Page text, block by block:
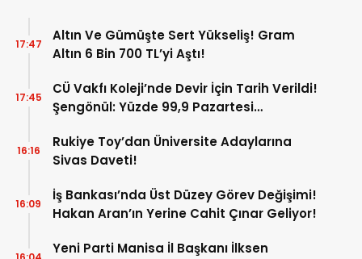
Altın Ve Gümüşte Sert Yükseliş! Gram
Altın 6 Bin 700 TL’yi Aştı!
17:47
CÜ Vakfı Koleji’nde Devir İçin Tarih Verildi!
Şengönül: Yüzde 99,9 Pazartesi
17:45
Rukiye Toy’dan Üniversite Adaylarına
Sivas Daveti!
16:16
İş Bankası’nda Üst Düzey Görev Değişimi!
Hakan Aran’ın Yerine Cahit Çınar Geliyor!
16:09
Yeni Parti Manisa İl Başkanı İlksen